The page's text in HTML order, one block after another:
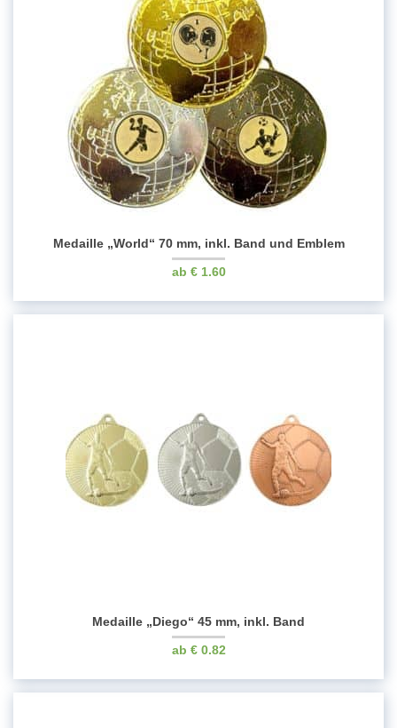
Medaille „World“ 70 mm, inkl. Band und Emblem
€1.60
Medaille „Diego“ 45 mm, inkl. Band
€0.82